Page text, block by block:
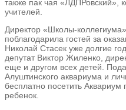
также пак чая «ЛДПРовский»,
учителей.
Директор «Школы-
поблагодарила гостей за
Николай Стасек уже долгие
депутат Виктор Жиленко,
еще и другом всех детей.
Алуштинского аквариума и
бесплатно посетить
ребенок.